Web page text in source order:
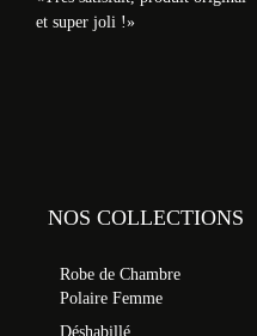
et super joli !»
NOS COLLECTIONS
Robe de Chambre
Polaire Femme
Déshabillé